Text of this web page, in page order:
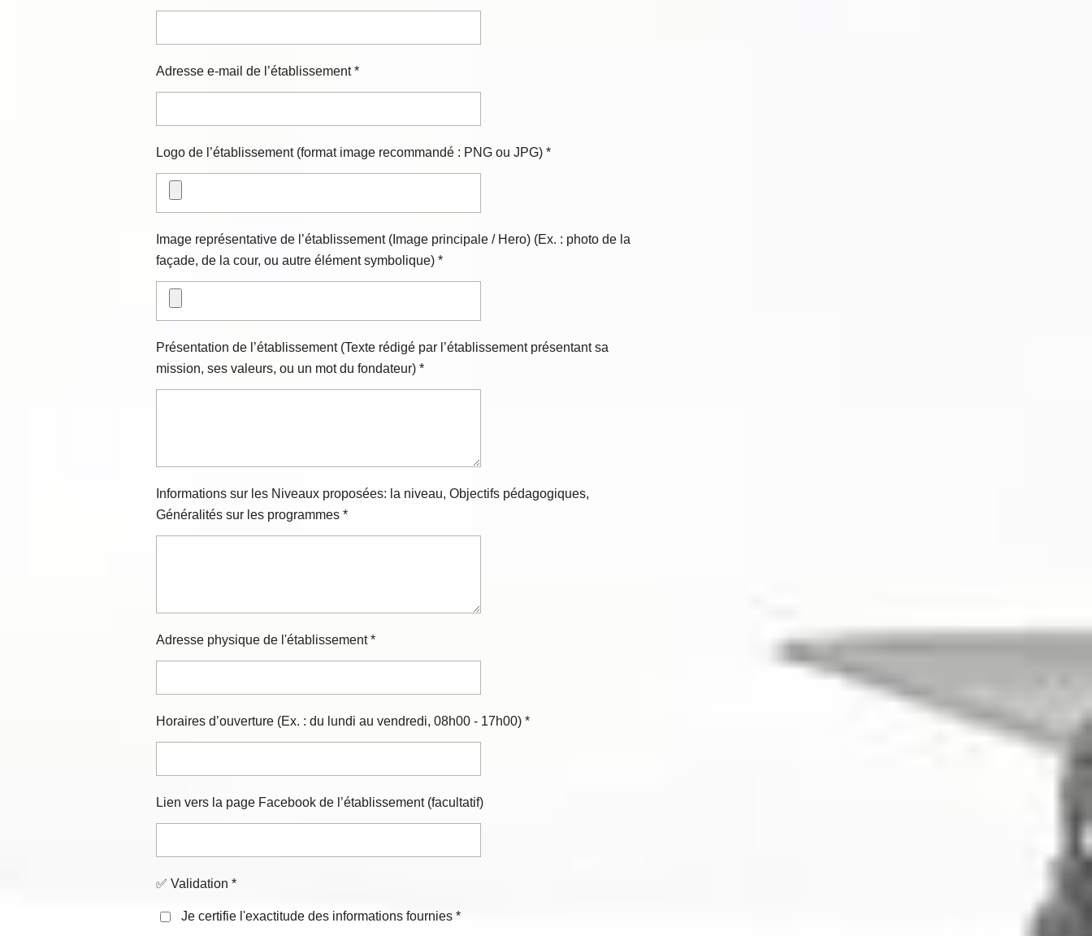
Adresse e-mail de l’établissement *
Logo de l’établissement (format image recommandé : PNG ou JPG) *
Image représentative de l’établissement (Image principale / Hero) (Ex. : photo de la
façade, de la cour, ou autre élément symbolique) *
Présentation de l’établissement (Texte rédigé par l’établissement présentant sa
mission, ses valeurs, ou un mot du fondateur) *
Informations sur les Niveaux proposées: la niveau, Objectifs pédagogiques,
Généralités sur les programmes *
Adresse physique de l'établissement *
Horaires d’ouverture (Ex. : du lundi au vendredi, 08h00 - 17h00) *
Lien vers la page Facebook de l’établissement (facultatif)
✅ Validation *
Je certifie l'exactitude des informations fournies *